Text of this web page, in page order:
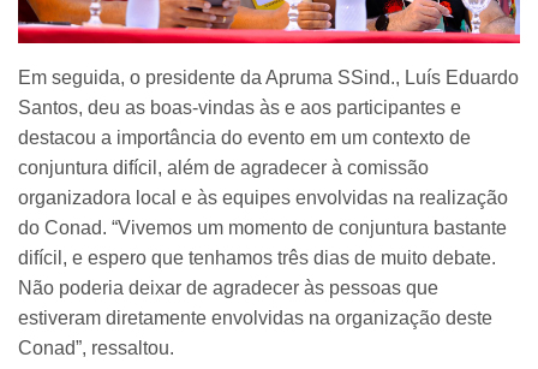
Em seguida, o presidente da Apruma SSind., Luís Eduardo
Santos, deu as boas-vindas às e aos participantes e
destacou a importância do evento em um contexto de
conjuntura difícil, além de agradecer à comissão
organizadora local e às equipes envolvidas na realização
do Conad. “Vivemos um momento de conjuntura bastante
difícil, e espero que tenhamos três dias de muito debate.
Não poderia deixar de agradecer às pessoas que
estiveram diretamente envolvidas na organização deste
Conad”, ressaltou.